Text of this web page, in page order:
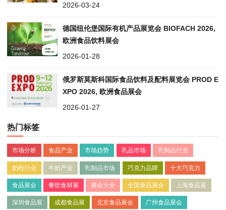
2026-03-24
德国纽伦堡国际有机产品展览会 BIOFACH 2026,
欧洲食品饮料展会
2026-01-28
俄罗斯莫斯科国际食品饮料及配料展览会 PROD E
XPO 2026, 欧洲食品展会
2026-01-27
热门标签
市场分析 食品产业 市场趋势 乳品市场 乳制品行业
奶粉行业 牛奶产业 乳制品市场 巧克力品牌 十大巧克力
食品展会 餐饮食材展 展会大全 全国食品展会 上海食品展
深圳食品展 成都食品展 北京食品展会 广州食品展会